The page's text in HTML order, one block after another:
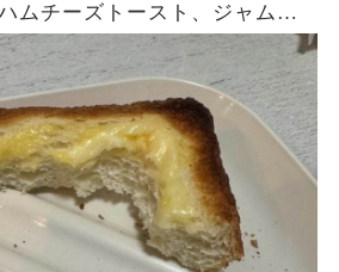
ムチーズトースト、ジャムト
バタートーストをよく作りま
ダメよね…